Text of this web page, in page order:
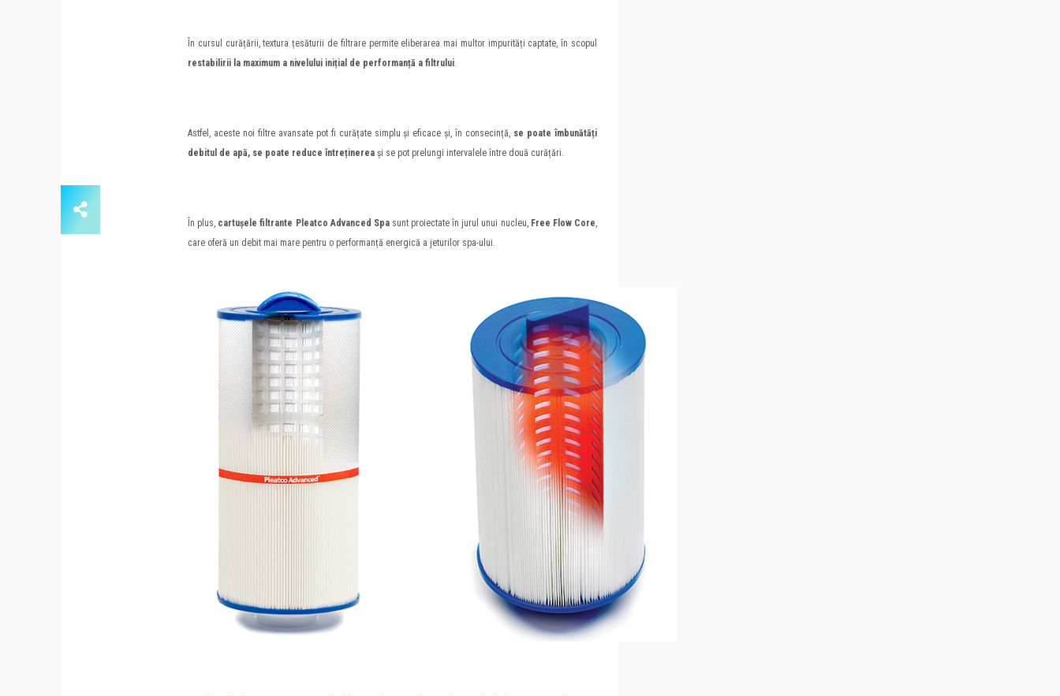
În cursul curățării, textura țesăturii de filtrare permite eliberarea mai multor impurități captate, în scopul
restabilirii la maximum a nivelului inițial de performanță a filtrului.
Astfel, aceste noi filtre avansate pot fi curățate simplu și eficace și, în consecință, se poate îmbunătăți
debitul de apă, se poate reduce întreținerea și se pot prelungi intervalele între două curățări.
În plus, cartușele filtrante Pleatco Advanced Spasunt proiectate în jurul unui nucleu,Free Flow Core,
care oferă un debit mai mare pentru o performanță energică a jeturilor spa-ului.